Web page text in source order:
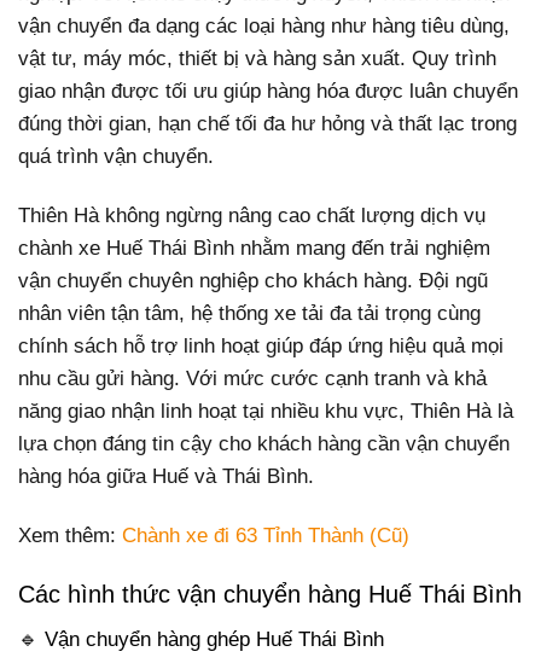
vận chuyển đa dạng các loại hàng như hàng tiêu dùng,
vật tư, máy móc, thiết bị và hàng sản xuất. Quy trình
giao nhận được tối ưu giúp hàng hóa được luân chuyển
đúng thời gian, hạn chế tối đa hư hỏng và thất lạc trong
quá trình vận chuyển.
Thiên Hà không ngừng nâng cao chất lượng dịch vụ
chành xe Huế Thái Bình nhằm mang đến trải nghiệm
vận chuyển chuyên nghiệp cho khách hàng. Đội ngũ
nhân viên tận tâm, hệ thống xe tải đa tải trọng cùng
chính sách hỗ trợ linh hoạt giúp đáp ứng hiệu quả mọi
nhu cầu gửi hàng. Với mức cước cạnh tranh và khả
năng giao nhận linh hoạt tại nhiều khu vực, Thiên Hà là
lựa chọn đáng tin cậy cho khách hàng cần vận chuyển
hàng hóa giữa Huế và Thái Bình.
Xem thêm: Chành xe đi 63 Tỉnh Thành (Cũ)
Các hình thức vận chuyển hàng Huế Thái Bình
🔹 Vận chuyển hàng ghép Huế Thái Bình